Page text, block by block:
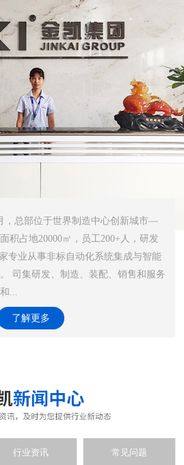
，总部位于世界制造中心创新城市—
积占地20000㎡，员工200+人，研发
专业从事非标自动化系统集成与智能
司集研发、制造、装配、销售和服务
...
了解更多
行业资讯 常见问题